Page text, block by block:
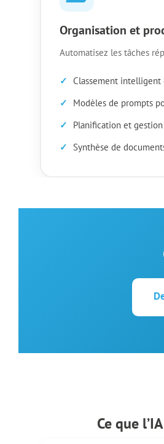
Organisation et
Automatisez les tâches
Classement intelligent
Modèles de prompts
Planification et gestion
Synthèse de
Ce que